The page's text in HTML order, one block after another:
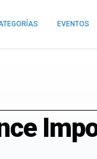
EVENTOS